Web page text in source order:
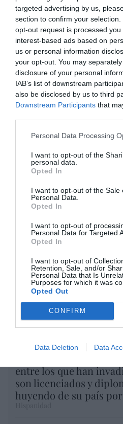
targeted advertising by us,
section to confirm your
opt-out request is processed
interest-based ads based on
us or personal information
your opt-out. You may
disclosure of your personal
IAB’s list of downstream
also be disclosed by us to third
Downstream Participants that
Personal Data Processing
I want to opt-out of the
personal data.
Opted In
I want to opt-out of the Sale
Personal Data.
Opted In
I want to opt-out of
Personal Data for Targeted
Opted In
I want to opt-out of
Retention, Sale, and/or
Personal Data that Is
Purposes for which it was
Opted Out
CONFIRM
Data Deletion Data
El IBEX 35 cerró la
los 20.057 puntos, un
Eulogio López
convertir al
No perdamos
emigración
Eulogio López
Argumentos
entre los que han
son licenciados y
huyendo de su país